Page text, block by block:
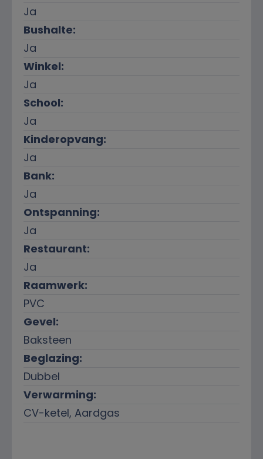
Ja
Bushalte:
Ja
Winkel:
Ja
School:
Ja
Kinderopvang:
Ja
Bank:
Ja
Ontspanning:
Ja
Restaurant:
Ja
Raamwerk:
PVC
Gevel:
Baksteen
Beglazing:
Dubbel
Verwarming:
CV-ketel, Aardgas